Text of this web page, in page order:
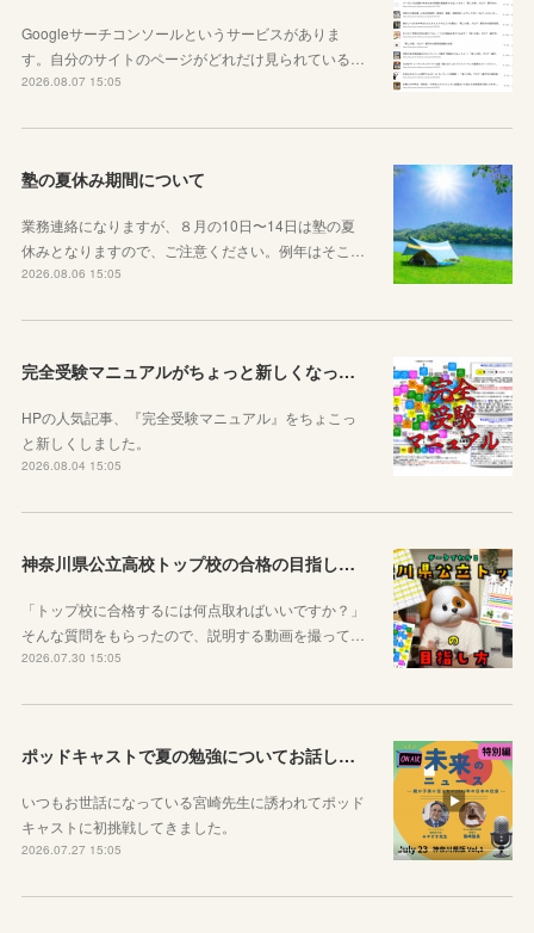
Googleサーチコンソールというサービスがありま
す。自分のサイトのページがどれだけ見られている…
2026.08.07 15:05
塾の夏休み期間について
業務連絡になりますが、８月の10日〜14日は塾の夏
休みとなりますので、ご注意ください。例年はそこ…
2026.08.06 15:05
完全受験マニュアルがちょっと新しくなったよ！
HPの人気記事、『完全受験マニュアル』をちょこっ
と新しくしました。
2026.08.04 15:05
神奈川県公立高校トップ校の合格の目指し方について動画をアップしました
「トップ校に合格するには何点取ればいいですか？」
そんな質問をもらったので、説明する動画を撮って…
2026.07.30 15:05
ポッドキャストで夏の勉強についてお話ししています！
いつもお世話になっている宮崎先生に誘われてポッド
キャストに初挑戦してきました。
2026.07.27 15:05